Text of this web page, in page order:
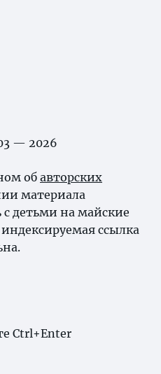
— 2026
об авторских
материала
детьми на майские
ссылка
Ctrl+Enter